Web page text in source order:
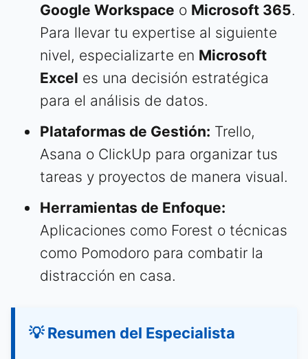
Google Workspace o Microsoft 365.
Para llevar tu expertise al siguiente
nivel, especializarte en Microsoft
Excel es una decisión estratégica
para el análisis de datos.
Plataformas de Gestión: Trello,
Asana o ClickUp para organizar tus
tareas y proyectos de manera visual.
Herramientas de Enfoque:
Aplicaciones como Forest o técnicas
como Pomodoro para combatir la
distracción en casa.
💡 Resumen del Especialista